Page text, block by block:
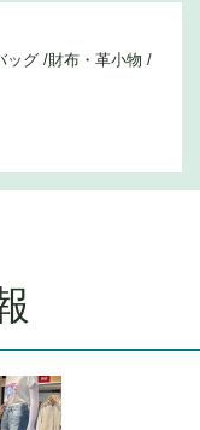
ッグ /財布・革小物 /